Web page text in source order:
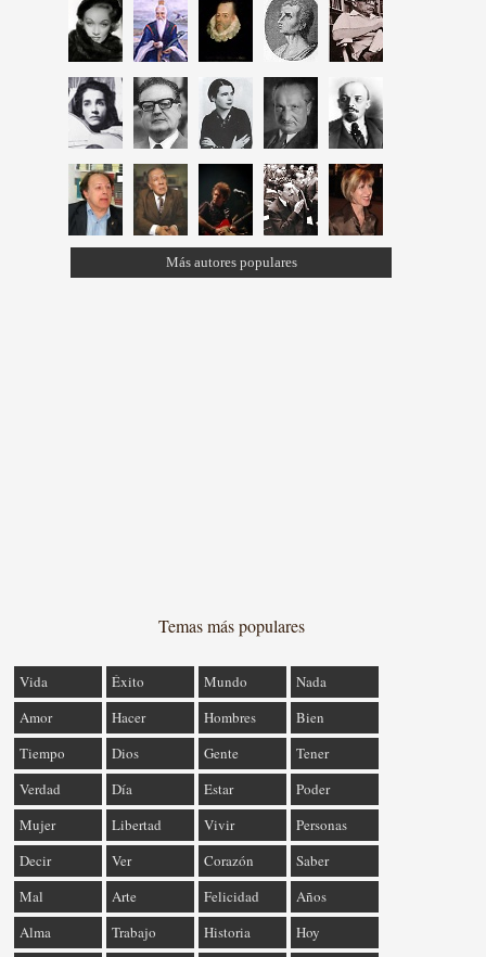
Más autores populares
Temas más populares
Vida Éxito Mundo
Nada
Amor
Hacer Hombres
Bien
Tiempo
Dios Gente
Tener
Verdad
Día Estar
Poder
Mujer
Libertad Vivir
Personas
Decir
Ver Corazón
Saber
Mal
Arte Felicidad
Años
Alma
Trabajo Historia Hoy